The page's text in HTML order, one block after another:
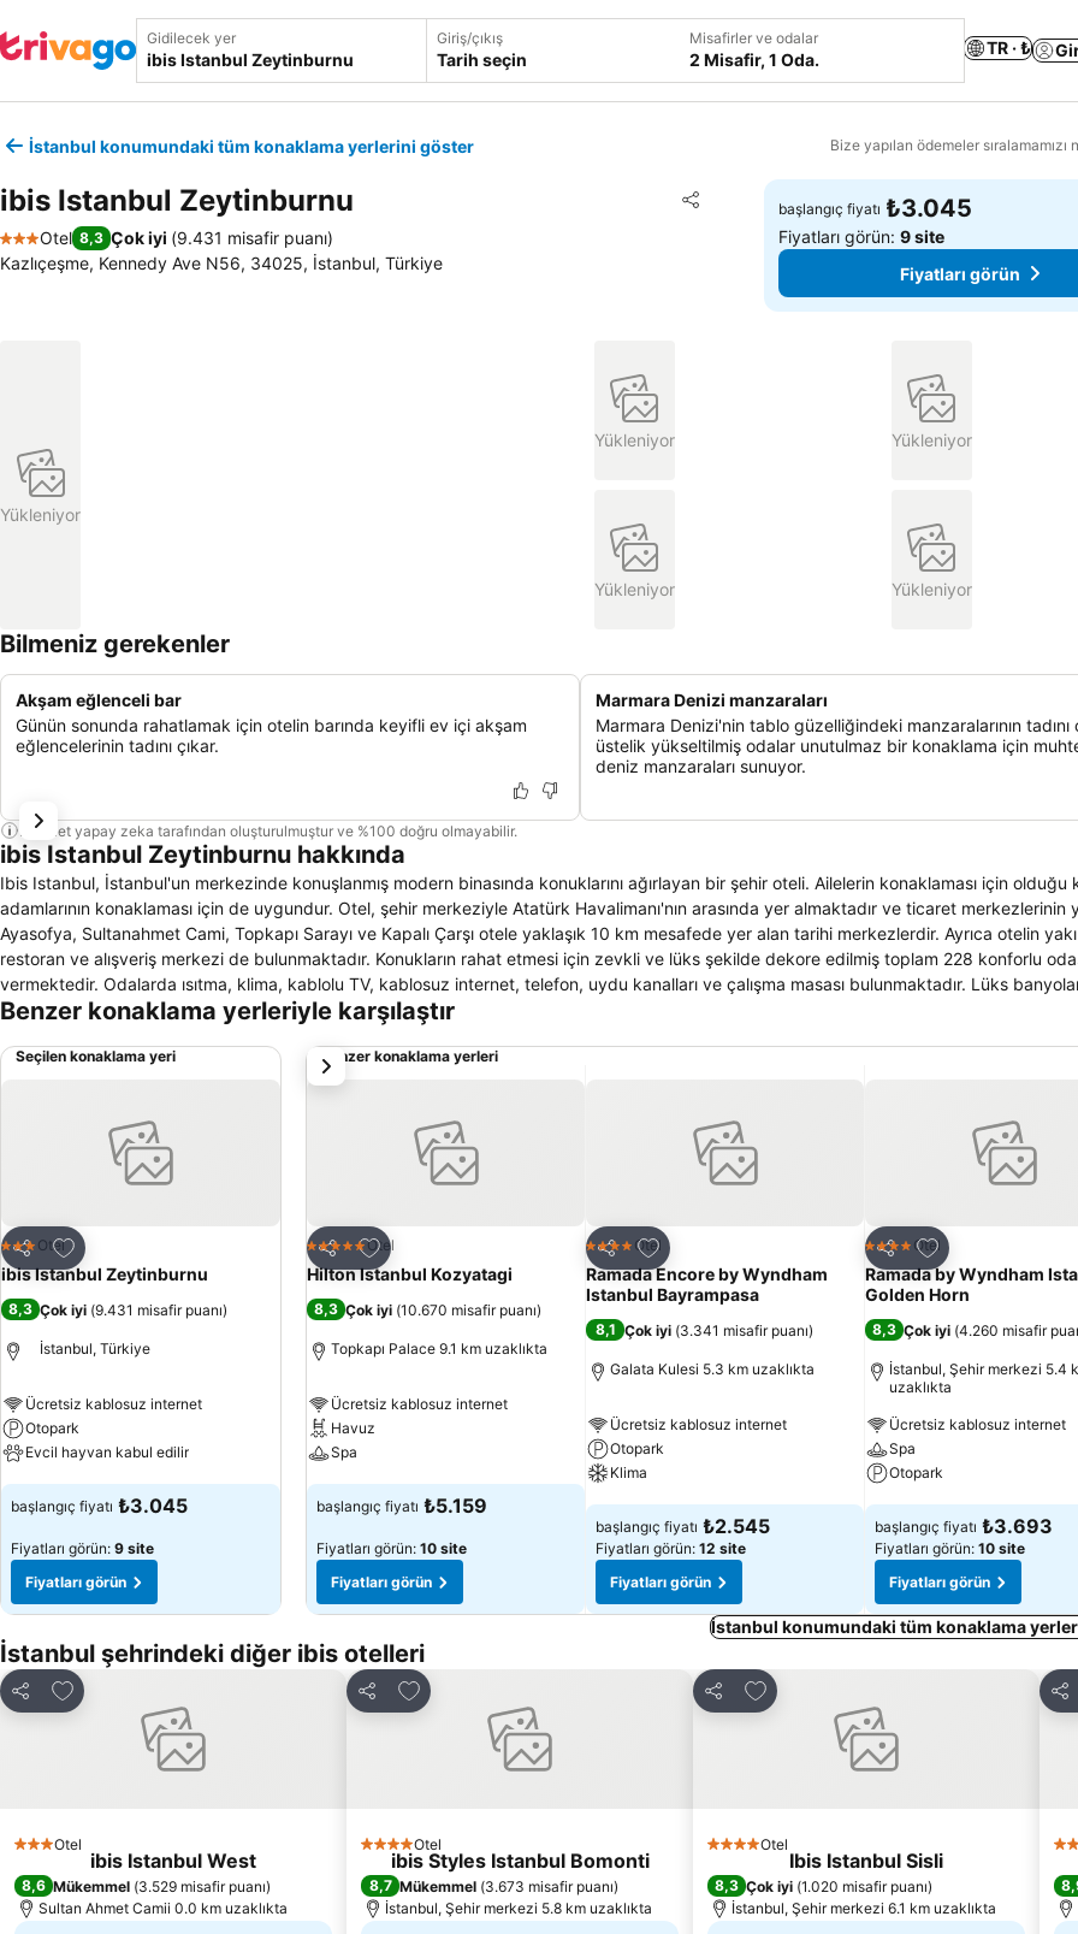
Gidilecek yer Giriş/çıkış
Tarih seçin
Misafirler ve odalar
2 Misafir, 1 Oda.
TR · ₺
İstanbul konumundaki tüm konaklama yerlerini göster Bize yapılan ödemeler sıralamamızı
ibis Istanbul Zeytinburnu Paylaş
Favorilerime ekle
3 Yıldız
Otel 8,3 Çok iyi (9.431 misafir puanı)
Kazlıçeşme, Kennedy Ave N56, 34025, İstanbul, Türkiye
başlangıç fiyatı ₺3.045
Fiyatları görün:9 site
Fiyatları görün
Yükleniyor
Yükleniyor Yükleniyor
Yükleniyor Yükleniyor
Bilmeniz gerekenler
Akşam eğlenceli bar
Günün sonunda rahatlamak için otelin barında keyifli ev içi akşam
eğlencelerinin tadını çıkar.
Marmara Denizi manzaraları
Marmara Denizi'nin tablo güzelliğindeki manzaralarının tadını
üstelik yükseltilmiş odalar unutulmaz bir konaklama için
deniz manzaraları sunuyor.
Bu özet yapay zeka tarafından oluşturulmuştur ve %100 doğru olmayabilir.
ibis Istanbul Zeytinburnu hakkında
Ibis Istanbul, İstanbul'un merkezinde konuşlanmış modern binasında konuklarını ağırlayan bir şehir oteli. Ailelerin konaklaması için olduğu
adamlarının konaklaması için de uygundur. Otel, şehir merkeziyle Atatürk Havalimanı'nın arasında yer almaktadır ve ticaret merkezlerinin
Ayasofya, Sultanahmet Cami, Topkapı Sarayı ve Kapalı Çarşı otele yaklaşık 10 km mesafede yer alan tarihi merkezlerdir. Ayrıca otelin
restoran ve alışveriş merkezi de bulunmaktadır. Konukların rahat etmesi için zevkli ve lüks şekilde dekore edilmiş toplam 228 konforlu
vermektedir. Odalarda ısıtma, klima, kablolu TV, kablosuz internet, telefon, uydu kanalları ve çalışma masası bulunmaktadır. Lüks
saç kurutma makinesi müşterilerin hizmetine sunulmuştur. Otelde 24 saat açık resepsiyon, lobi, otelbar, otopark, restoran, çamaşırhane
yararlanabilmektedirler. Otelde engelli konuklara uygun 4 oda bulunmaktadır. Otele evcil hayvan girişine izin verilmektedir.
Benzer konaklama yerleriyle karşılaştır
Seçilen konaklama yeri
Paylaş
Favorilerime ekle
3 YıldızOtel
ibis Istanbul Zeytinburnu
8,3 Çok iyi (9.431 misafir puanı)
İstanbul, Türkiye
Ücretsiz kablosuz internet
Otopark
Evcil hayvan kabul edilir
Fiyatları görün
başlangıç fiyatı ₺3.045
Fiyatları görün: 9 site
Fiyatları görün
Benzer konaklama yerleri
Paylaş
Favorilerime ekle
5 Yıldız Otel
Hilton Istanbul Kozyatagi
8,3 Çok iyi (10.670 misafir puanı)
Topkapı Palace 9.1 km uzaklıkta
Ücretsiz kablosuz internet
Havuz
Spa
Fiyatları görün
başlangıç fiyatı ₺5.159
Fiyatları görün: 10 site
Fiyatları görün
Paylaş
Favorilerime ekle
4 Yıldız Otel
Ramada Encore by Wyndham
Istanbul Bayrampasa
8,1 Çok iyi (3.341 misafir puanı)
Galata Kulesi 5.3 km uzaklıkta
Ücretsiz kablosuz internet
Otopark
Klima
Fiyatları görün
başlangıç fiyatı ₺2.545
Fiyatları görün: 12 site
Fiyatları görün
Paylaş
Favorilerime ekle
4 Yıldız Otel
Ramada by Wyndham
Golden Horn
8,3 Çok iyi (4.260 misafir
İstanbul, Şehir merkezi 5.4
uzaklıkta
Ücretsiz kablosuz internet
Spa
Otopark
Fiyatları görün
başlangıç fiyatı ₺3.693
Fiyatları görün: 10 site
Fiyatları görün
sonraki
İstanbul konumundaki tüm konaklama
İstanbul şehrindeki diğer ibis otelleri
Paylaş
Favorilerime ekle
3 Yıldız
Otel
ibis Istanbul West
8,6 Mükemmel (3.529 misafir puanı)
Sultan Ahmet Camii 0.0 km uzaklıkta
Paylaş
Favorilerime ekle
4 YıldızOtel
ibis Styles Istanbul Bomonti
8,7 Mükemmel (3.673 misafir puanı)
İstanbul, Şehir merkezi 5.8 km uzaklıkta
Paylaş
Favorilerime ekle
4 YıldızOtel
Ibis Istanbul Sisli
8,3 Çok iyi (1.020 misafir puanı)
İstanbul, Şehir merkezi 6.1 km uzaklıkta
5